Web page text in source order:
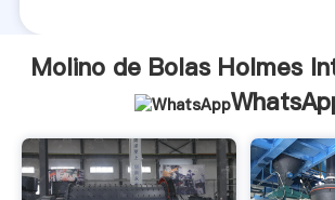
Molino de Bolas Holmes